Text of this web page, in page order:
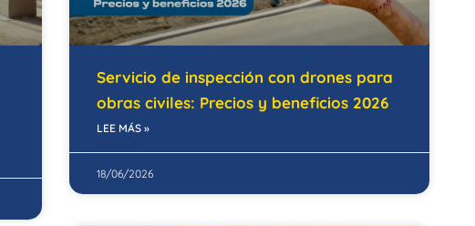
Servicio de inspección con drones para
obras civiles: Precios y beneficios 2026
LEE MÁS »
18/06/2026